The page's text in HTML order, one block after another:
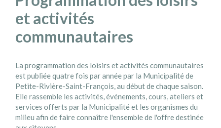
et activités
communautaires
La programmation des loisirs et activités communautaires
est publiée quatre fois par année par la Municipalité de
Petite-Rivière-Saint-François, au début de chaque saison.
Elle rassemble les activités, événements, cours, ateliers et
services offerts par la Municipalité et les organismes du
milieu afin de faire connaître l'ensemble de l'offre destinée